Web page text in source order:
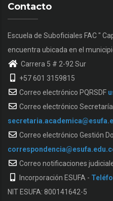
Contacto
Escuela de Suboficiales FAC "
encuentra ubicada en el
Carrera 5 # 2-92 Sur
+57 601 3159815
Correo electrónico PQRSDF
Correo electrónico
Correo electrónico Gestión
Correo notificaciones
Incorporación ESUFA -
NIT ESUFA: 800141642-5